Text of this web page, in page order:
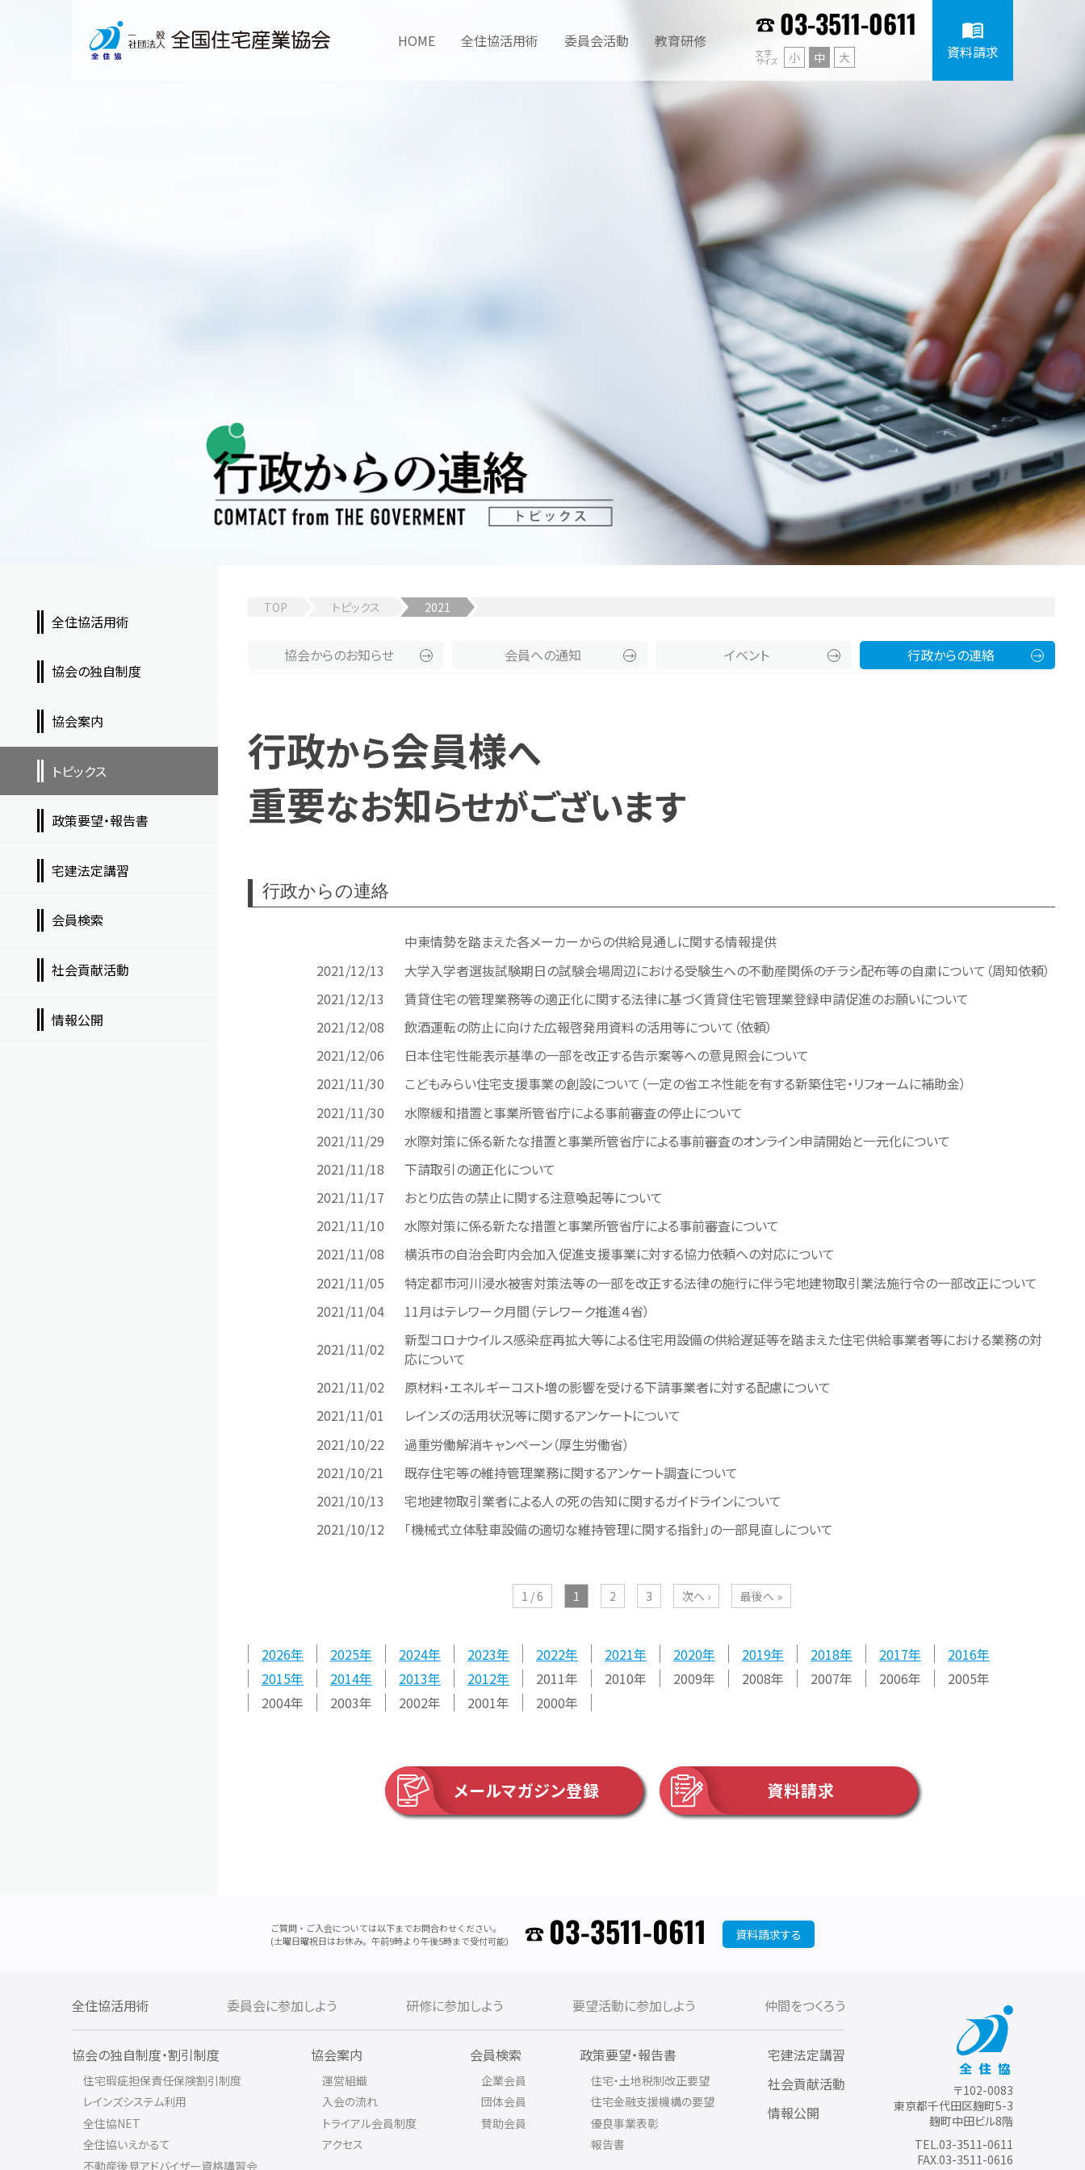
HOME 全住協活用術 委員会活動 教育研修 03-3511-0611
文字
サイズ 小 中 大
menu_book
資料請求
TOP トピックス 2021
協会からのお知らせ 会員への通知 イベント 行政からの連絡
行政から会員様へ
重要なお知らせがございます
行政からの連絡
中東情勢を踏まえた各メーカーからの供給見通しに関する情報提供
2021/12/13
大学入学者選抜試験期日の試験会場周辺における受験生への不動産関係のチラシ配布等の自粛について（周知依頼）
2021/12/13
賃貸住宅の管理業務等の適正化に関する法律に基づく賃貸住宅管理業登録申請促進のお願いについて
2021/12/08
飲酒運転の防止に向けた広報啓発用資料の活用等について（依頼）
2021/12/06
日本住宅性能表示基準の一部を改正する告示案等への意見照会について
2021/11/30
こどもみらい住宅支援事業の創設について（一定の省エネ性能を有する新築住宅・リフォームに補助金）
2021/11/30
水際緩和措置と事業所管省庁による事前審査の停止について
2021/11/29
水際対策に係る新たな措置と事業所管省庁による事前審査のオンライン申請開始と一元化について
2021/11/18
下請取引の適正化について
2021/11/17
おとり広告の禁止に関する注意喚起等について
2021/11/10
水際対策に係る新たな措置と事業所管省庁による事前審査について
2021/11/08
横浜市の自治会町内会加入促進支援事業に対する協力依頼への対応について
2021/11/05
特定都市河川浸水被害対策法等の一部を改正する法律の施行に伴う宅地建物取引業法施行令の一部改正について
2021/11/04
11月はテレワーク月間（テレワーク推進４省）
2021/11/02
新型コロナウイルス感染症再拡大等による住宅用設備の供給遅延等を踏まえた住宅供給事業者等における業務の対
応について
2021/11/02
原材料・エネルギーコスト増の影響を受ける下請事業者に対する配慮について
2021/11/01
レインズの活用状況等に関するアンケートについて
2021/10/22
過重労働解消キャンペーン（厚生労働省）
2021/10/21
既存住宅等の維持管理業務に関するアンケート調査について
2021/10/13
宅地建物取引業者による人の死の告知に関するガイドラインについて
2021/10/12
「機械式立体駐車設備の適切な維持管理に関する指針」の一部見直しについて
1 / 6 1 2 3 次へ › 最後へ »
2026 2025 2024 2023 2022 2021 2020 2019 2018 2017
2016
2015
2014 2013 2012 2011 2010 2009 2008 2007 2006
2005
2004
2003 2002 2001 2000
メールマガジン登録 資料請求
全住協活用術
協会の独自制度
協会案内
トピックス
政策要望・報告書
宅建法定講習
会員検索
社会貢献活動
情報公開
ご質問・ご入会については以下までお問合わせください。
(土曜日曜祝日はお休み。午前9時より午後5時まで受付可能)
03-3511-0611 資料請求する
全住協活用術 委員会に参加しよう 研修に参加しよう 要望活動に参加しよう 仲間をつくろう
協会の独自制度・割引制度
住宅瑕疵担保責任保険割引制度
レインズシステム利用
全住協NET
全住協いえかるて
不動産後見アドバイザー資格講習会
協会案内
運営組織
入会の流れ
トライアル会員制度
アクセス
会員検索
企業会員
団体会員
賛助会員
政策要望・報告書
住宅・土地税制改正要望
住宅金融支援機構の要望
優良事業表彰
報告書
宅建法定講習
社会貢献活動
情報公開
〒102-0083
東京都千代田区麹町5-3
麹町中田ビル8階
TEL.03-3511-0611
FAX.03-3511-0616